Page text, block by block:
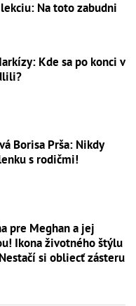
Na toto zabudni
Kde sa po konci v
Borisa Prša: Nikdy
s rodičmi!
pre Meghan a jej
Ikona životného štýlu
si obliecť zásteru